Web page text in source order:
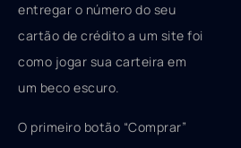
entregar o número do seu
cartão de crédito a um site foi
como jogar sua carteira em
um beco escuro.
O primeiro botão “Comprar”